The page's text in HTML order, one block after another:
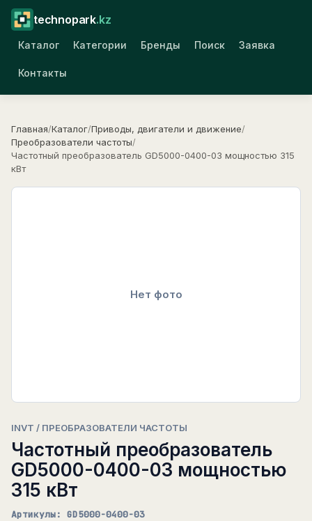
technopark.kz
Каталог Категории Бренды Поиск Заявка
Контакты
Главная/Каталог/Приводы, двигатели и движение/
Преобразователи частоты/
Частотный преобразователь GD5000-0400-03 мощностью 315
кВт
Нет фото
INVT / ПРЕОБРАЗОВАТЕЛИ ЧАСТОТЫ
Частотный преобразователь
GD5000-0400-03 мощностью
315 кВт
Артикулы: GD5000-0400-03